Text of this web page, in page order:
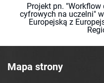
Projekt pn.
cyfrowych na uczelni"
Europejską z
Mapa strony